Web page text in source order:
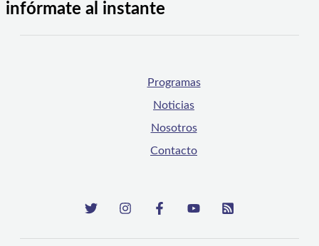
infórmate al instante
Programas
Noticias
Nosotros
Contacto